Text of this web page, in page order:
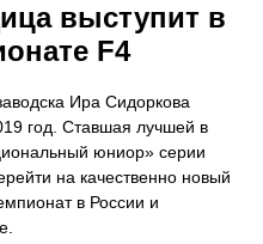
выступит в
F4
Ира Сидоркова
год. Ставшая лучшей в
юниор» серии
на качественно новый
в России и